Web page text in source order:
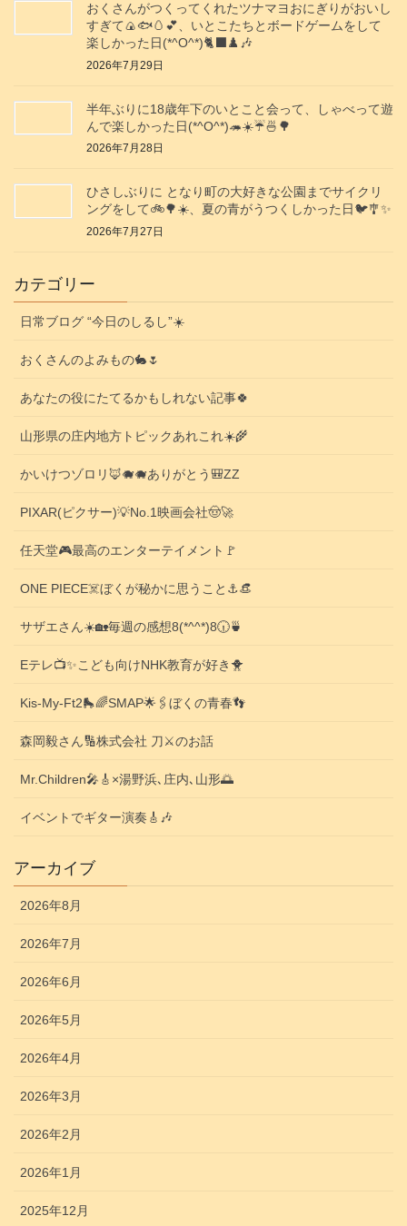
おくさんがつくってくれたツナマヨおにぎりがおいし
すぎて🍙🐟️🥚💕、いとこたちとボードゲームをして
楽しかった日(*^O^*)🐈‍⬛♟️🎶
2026年7月29日
半年ぶりに18歳年下のいとこと会って、しゃべって遊
んで楽しかった日(*^O^*)🦔☀️☔🍜🌳
2026年7月28日
ひさしぶりに となり町の大好きな公園までサイクリ
ングをして🚲️🌳☀️、夏の青がうつくしかった日🐦️🎐✨️
2026年7月27日
カテゴリー
日常ブログ “今日のしるし”☀️
おくさんのよみもの🐇🌷
あなたの役にたてるかもしれない記事🍀
山形県の庄内地方トピックあれこれ☀️🌾
かいけつゾロリ🦊🐗🐗ありがとう🎒ZZ
PIXAR(ピクサー)💡No.1映画会社🤠🚀
任天堂🎮️最高のエンターテイメント🚩
ONE PIECE☠️ぼくが秘かに思うこと⚓️👒
サザエさん☀️🏡毎週の感想8(*^^*)8🕡️🍵
Eテレ📺️✨こども向けNHK教育が好き🐥
Kis-My-Ft2🛼🌈SMAP🌟🖇️ぼくの青春👣
森岡毅さん🔢株式会社 刀⚔️のお話
Mr.Children🎤🎸×湯野浜､庄内､山形🌅
イベントでギター演奏🎸🎶
アーカイブ
2026年8月
2026年7月
2026年6月
2026年5月
2026年4月
2026年3月
2026年2月
2026年1月
2025年12月